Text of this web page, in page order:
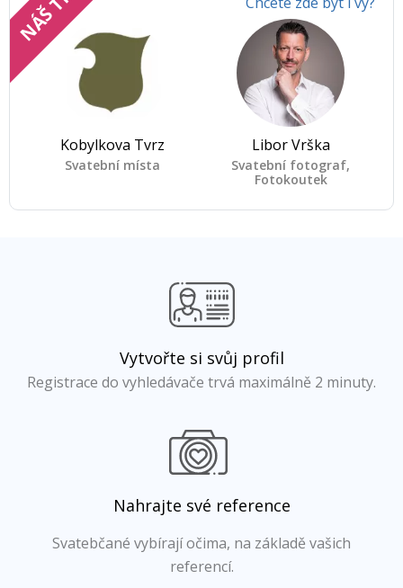
Kobylkova Tvrz
Svatební místa
Libor Vrška
Svatební fotograf,
Fotokoutek
Vytvořte si svůj profil
Registrace do vyhledávače trvá maximálně 2 minuty.
Nahrajte své reference
Svatebčané vybírají očima, na základě vašich
referencí.